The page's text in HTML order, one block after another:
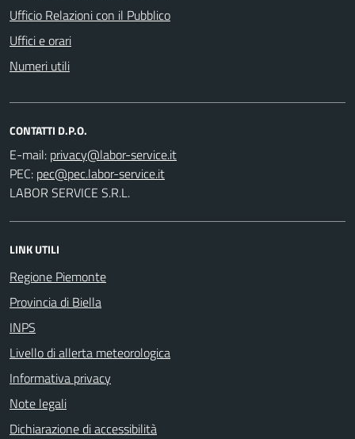
Ufficio Relazioni con il Pubblico
Uffici e orari
Numeri utili
CONTATTI D.P.O.
E-mail:
PEC:
LABOR SERVICE S.R.L.
LINK UTILI
Regione Piemonte
Provincia di Biella
INPS
Livello di allerta meteorologica
Informativa privacy
Note legali
Dichiarazione di accessibilità